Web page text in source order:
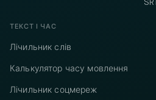
ТЕКСТ І ЧАС
Лічильник слів
Калькулятор часу мовлення
Лічильник соцмереж